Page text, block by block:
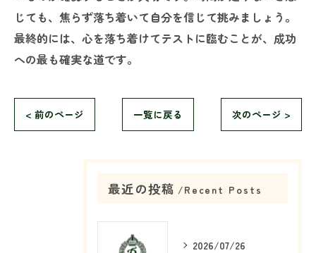
じても、焦らず落ち着いて自分を信じて挑みましょう。
最終的には、心を落ち着けてテストに臨むことが、成功
への最も確実な道です。
< 前のページ 一覧に戻る 次のページ >
最近の投稿 Recent Posts
2026/07/26